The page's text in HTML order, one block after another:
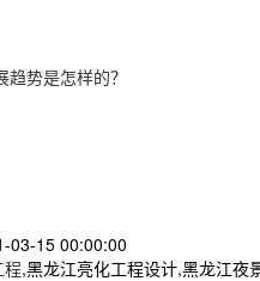
势是怎样的？
03-15 00:00:00
程,黑龙江亮化工程设计,黑龙江夜